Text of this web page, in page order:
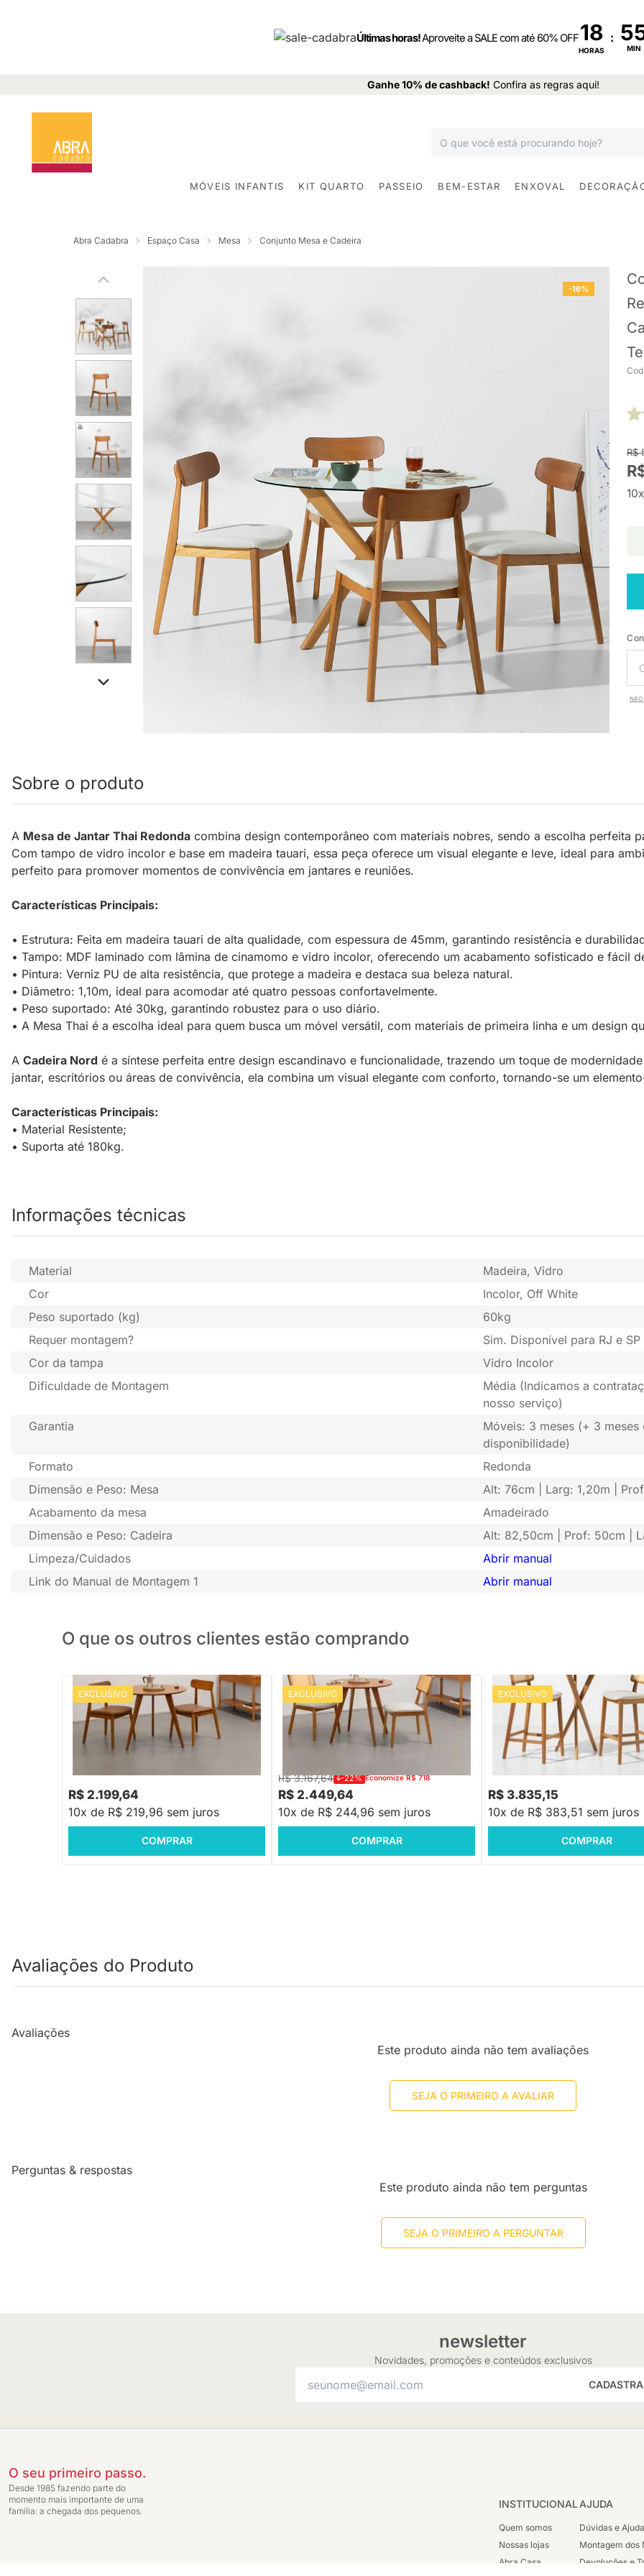
Últimas horas!Aproveite a SALE com até 60% OFF18
HORAS
:
MIN
Ganhe 10% de cashback! Confira as regras aqui!
MÓVEIS INFANTIS KIT QUARTO PASSEIO BEM-ESTAR ENXOVAL
Abra Cadabra Espaço Casa Mesa Conjunto Mesa e Cadeira
-16%
R$
NÃO
Sobre o produto
A Mesa de Jantar Thai Redonda combina design contemporâneo com materiais nobres, sendo a escolha perfeita
Com tampo de vidro incolor e base em madeira tauari, essa peça oferece um visual elegante e leve, ideal para
perfeito para promover momentos de convivência em jantares e reuniões.
Características Principais:
• Estrutura: Feita em madeira tauari de alta qualidade, com espessura de 45mm, garantindo resistência e
• Tampo: MDF laminado com lâmina de cinamomo e vidro incolor, oferecendo um acabamento sofisticado e fácil
• Pintura: Verniz PU de alta resistência, que protege a madeira e destaca sua beleza natural.
• Diâmetro: 1,10m, ideal para acomodar até quatro pessoas confortavelmente.
• Peso suportado: Até 30kg, garantindo robustez para o uso diário.
• A Mesa Thai é a escolha ideal para quem busca um móvel versátil, com materiais de primeira linha e um design
A Cadeira Nord é a síntese perfeita entre design escandinavo e funcionalidade, trazendo um toque de
jantar, escritórios ou áreas de convivência, ela combina um visual elegante com conforto, tornando-se um
Características Principais:
• Material Resistente;
• Suporta até 180kg.
Informações técnicas
Material
Madeira, Vidro
Cor
Incolor, Off White
Peso suportado (kg)
60kg
Requer montagem?
Sim. Disponível para RJ e
Cor da tampa
Vidro Incolor
Dificuldade de Montagem
Média (Indicamos a
nosso serviço)
Garantia
Móveis: 3 meses (+ 3
disponibilidade)
Formato
Redonda
Dimensão e Peso: Mesa
Alt: 76cm | Larg: 1,20m |
Acabamento da mesa
Amadeirado
Dimensão e Peso: Cadeira
Alt: 82,50cm | Prof: 50cm |
Limpeza/Cuidados
Abrir manual
Link do Manual de Montagem 1
Abrir manual
O que os outros clientes estão comprando
EXCLUSIVO
Conjunto Mesa Jantar Square Tripé
Redonda 88cm Louro Freijó + 2 Cadeiras
Nord Encosto Madeira Assento PU
Cognac
R$ 2.199,64
10x de R$ 219,96 sem juros
COMPRAR
EXCLUSIVO
Conjunto Mesa Jantar Square Laminada
Redonda 88cm Freijó + 2 Cadeiras Lalá
Encosto Palha Creme Assento Plot Cru
R$ 3.167,64 -22% Economize R$ 718
R$ 2.449,64
10x de R$ 244,96 sem juros
COMPRAR
EXCLUSIVO
Conjunto Mesa Alta Thai
+ 2 Banqueta Nord Encosto
Assento Texture - Off White
R$ 3.835,15
10x de R$ 383,51 sem juros
COMPRAR
Avaliações do Produto
Avaliações
Este produto ainda não tem avaliações
SEJA O PRIMEIRO A AVALIAR
Perguntas & respostas
Este produto ainda não tem perguntas
SEJA O PRIMEIRO A PERGUNTAR
newsletter
Novidades, promoções e conteúdos exclusivos
O seu primeiro passo.
Desde 1985 fazendo parte do
momento mais importante de uma
família: a chegada dos pequenos.
INSTITUCIONAL
Quem somos
Nossas lojas
Abra Casa
AJUDA
Dúvidas e
Montagem dos
Devoluções e